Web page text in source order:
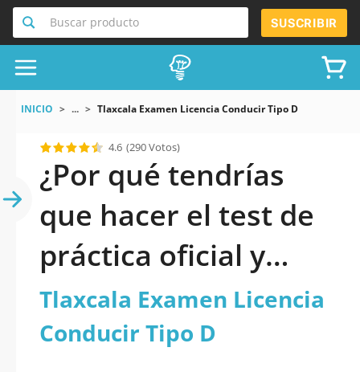
Buscar producto SUSCRIBIR
INICIO ... Tlaxcala Examen Licencia Conducir Tipo D
4.6 (290 Votos)
¿Por qué tendrías
que hacer el test de
práctica oficial y
actualizado de
Tlaxcala Examen
Tlaxcala Examen Licencia
Conducir Tipo D